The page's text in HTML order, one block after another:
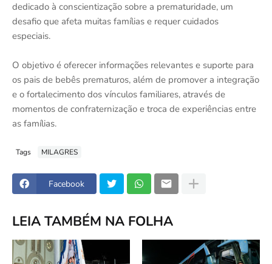
dedicado à conscientização sobre a prematuridade, um
desafio que afeta muitas famílias e requer cuidados
especiais.
O objetivo é oferecer informações relevantes e suporte para
os pais de bebês prematuros, além de promover a integração
e o fortalecimento dos vínculos familiares, através de
momentos de confraternização e troca de experiências entre
as famílias.
Tags MILAGRES
Facebook
LEIA TAMBÉM NA FOLHA